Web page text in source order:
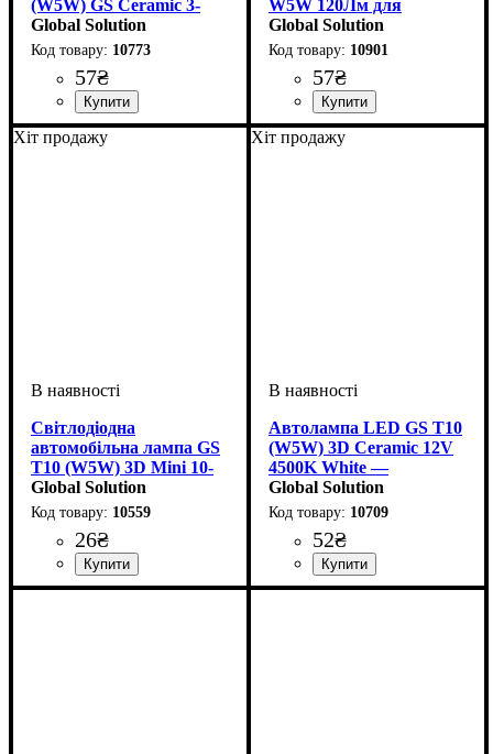
(W5W) GS Ceramic 3-
SMD 2835 12V White
Global Solution
10773
57₴
Призначення лампи:
Габаритні вогні
Колір:: Білий
Тип світлодіодного елементу:
2835SMD
Кількість світлодіодів: 3
SMD
Напруга, V: 12V
Кількість в упаковці: 1 шт.
W5W 120Лм для
Габаритів
Global Solution
10901
57₴
Призначення лампи:
Габаритні вогні
Колір:: Білий
Напруга, V: 10-15V
Кількість в упаковці: 1 шт.
Хіт продажу
Світлодіодна
автомобільна лампа GS
T10 (W5W) 3D Mini 10-
15V White
Global Solution
10559
26₴
Призначення лампи:
Напруга, V: 10-15V
Кількість в упаковці: 1 шт.
Хіт продажу
Автолампа LED GS T10
(W5W) 3D Ceramic 12V
4500K White —
керамічна лампа для
габаритів
Global Solution
10709
52₴
Призначення лампи:
Колір:: Білий
Напруга, V: 12V
Кількість в упаковці: 1 шт.